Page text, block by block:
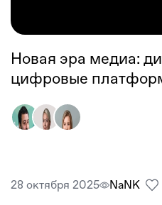
Новая эра медиа:
цифровые
28 октября 2025 NaNК